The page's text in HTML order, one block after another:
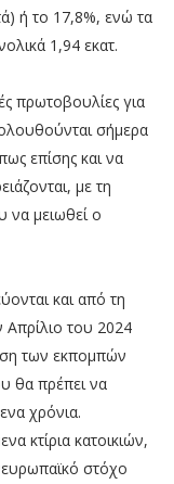
ή το 17,8%, ενώ τα
1,94 εκατ.
πρωτοβουλίες για
σήµερα
επίσης και να
µε τη
να µειωθεί ο
και από τη
Απρίλιο του 2024
των εκποµπών
θα πρέπει να
χρόνια.
κτίρια κατοικιών,
στόχο